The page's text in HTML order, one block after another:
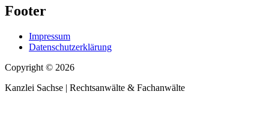
Footer
Impressum
Datenschutzerklärung
Copyright © 2026
Kanzlei Sachse | Rechtsanwälte & Fachanwälte